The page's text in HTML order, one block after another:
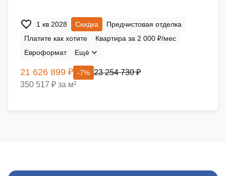
1 кв 2028 Скидка
Предчистовая отделка
Платите как хотите
Квартира за 2 000 ₽/мес
Евроформат
Ещё
21 626 899 ₽ -7% 23 254 730 ₽
350 517 ₽ за м²